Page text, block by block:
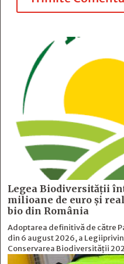
Legea Biodiversității
milioane de euro și
bio din România
Adoptarea definitivă de către
din 6 august 2026, a
Conservarea Biodiversității